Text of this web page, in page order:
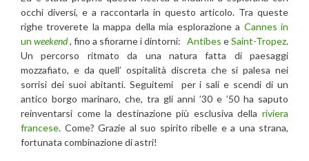
occhi diversi, e a raccontarla in questo articolo. Tra queste
righe troverete la mappa della mia esplorazione a Cannes in
un weekend, fino a sfiorarne i dintorni: Antibes eSaint-Tropez.
Un percorso ritmato da una natura fatta di paesaggi
mozzafiato, e da quell’ ospitalità discreta che si palesa nei
sorrisi dei suoi abitanti. Seguitemi per i sali e scendi di un
antico borgo marinaro, che, tra gli anni ’30 e ’50 ha saputo
reinventarsi come la destinazione più esclusiva della riviera
francese. Come? Grazie al suo spirito ribelle e a una strana,
fortunata combinazione di astri!